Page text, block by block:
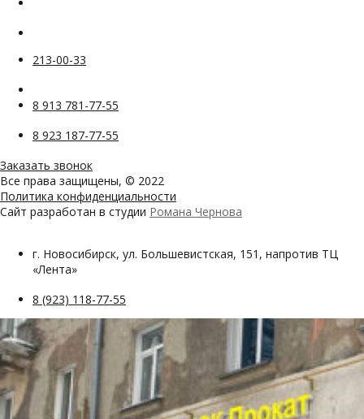
213-00-33
8 913 781-77-55
8 923 187-77-55
Заказать звонок
Все права защищены, © 2022
Политика конфиденциальности
Сайт разработан в студии Романа Чернова
г. Новосибирск, ул. Большевистская, 151, напротив ТЦ
«Лента»
8 (923) 118-77-55